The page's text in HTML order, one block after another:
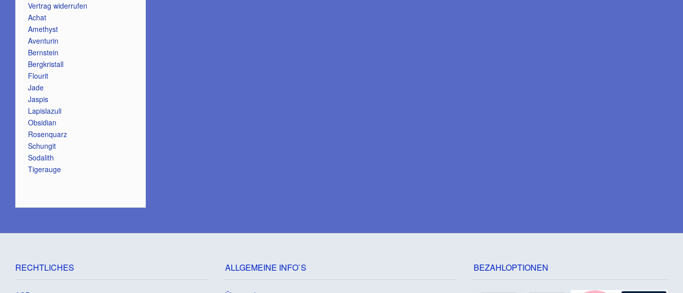
Vertrag widerrufen
Achat
Amethyst
Aventurin
Bernstein
Bergkristall
Flourit
Jade
Jaspis
Lapislazuli
Obsidian
Rosenquarz
Schungit
Sodalith
Tigerauge
RECHTLICHES ALLGEMEINE INFO`S BEZAHLOPTIONEN